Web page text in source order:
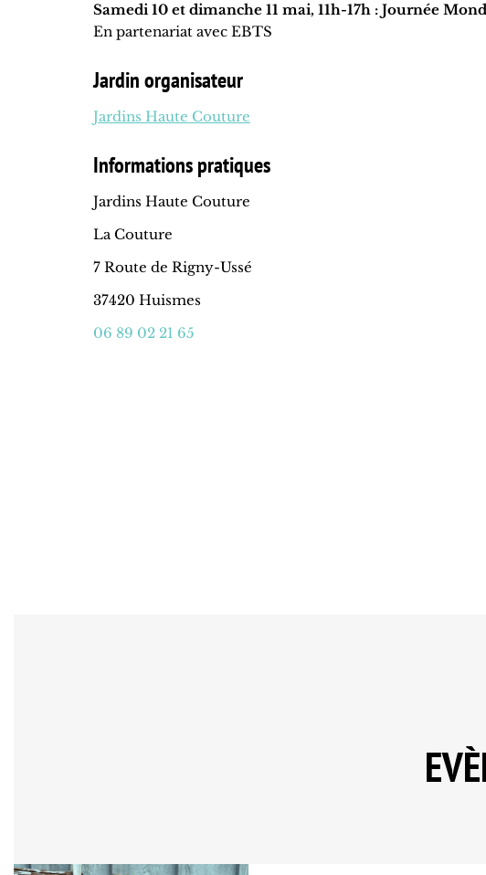
Samedi 10 et dimanche 11 mai, 11h-17h : Journée
En partenariat avec EBTS
Jardin organisateur
Jardins Haute Couture
Informations pratiques
Jardins Haute Couture
La Couture
7 Route de Rigny-Ussé
37420 Huismes
06 89 02 21 65